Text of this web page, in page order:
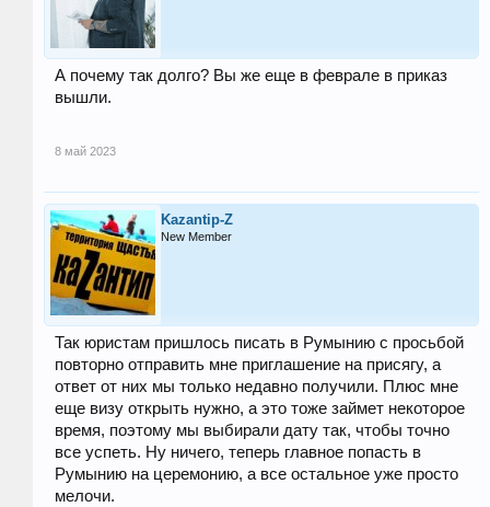
А почему так долго? Вы же еще в феврале в приказ
вышли.
8 май 2023
Kazantip-Z
New Member
Так юристам пришлось писать в Румынию с просьбой
повторно отправить мне приглашение на присягу, а
ответ от них мы только недавно получили. Плюс мне
еще визу открыть нужно, а это тоже займет некоторое
время, поэтому мы выбирали дату так, чтобы точно
все успеть. Ну ничего, теперь главное попасть в
Румынию на церемонию, а все остальное уже просто
мелочи.